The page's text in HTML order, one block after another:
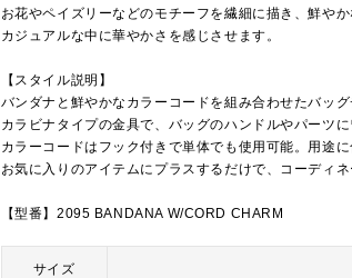
お花やペイズリーなどのモチーフを繊細に描き、鮮や
カジュアルな中に華やかさを感じさせます。
【スタイル説明】
バンダナと鮮やかなカラーコードを組み合わせたバッグ
カラビナタイプの金具で、バッグのハンドルやパーツ
カラーコードはフック付きで単体でも使用可能。用途
お気に入りのアイテムにプラスするだけで、コーディ
【型番】2095 BANDANA W/CORD CHARM
サイズ